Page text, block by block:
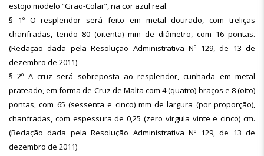
estojo modelo “Grão-Colar”, na cor azul real.
§ 1º O resplendor será feito em metal dourado, com treliças
chanfradas, tendo 80 (oitenta) mm de diâmetro, com 16 pontas.
(Redação dada pela Resolução Administrativa Nº 129, de 13 de
dezembro de 2011)
§ 2º A cruz será sobreposta ao resplendor, cunhada em metal
prateado, em forma de Cruz de Malta com 4 (quatro) braços e 8 (oito)
pontas, com 65 (sessenta e cinco) mm de largura (por proporção),
chanfradas, com espessura de 0,25 (zero vírgula vinte e cinco) cm.
(Redação dada pela Resolução Administrativa Nº 129, de 13 de
dezembro de 2011)